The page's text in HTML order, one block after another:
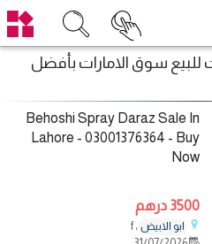
سوق الامارات بأفضل
Behoshi Spray Daraz Sale In
Lahore - 03001376364 - Buy
Now
3500 درهم
ابو الابيض ، f